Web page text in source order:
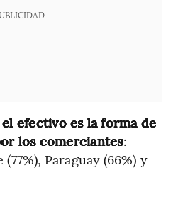
efectivo es la forma de
los comerciantes:
Paraguay (66%) y